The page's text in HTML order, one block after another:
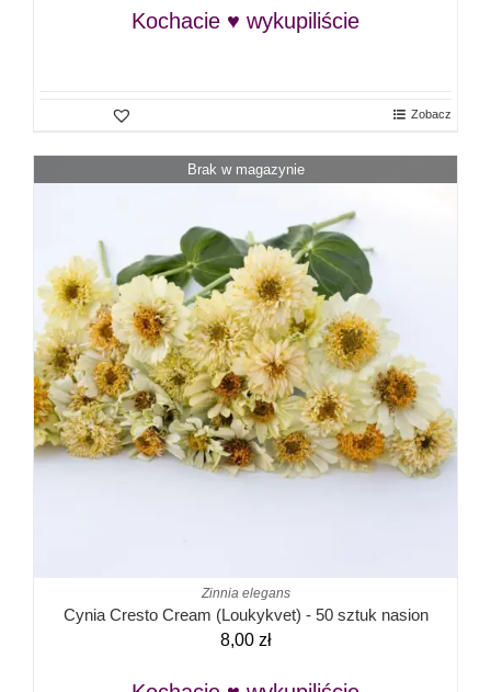
Kochacie ♥ wykupiliście
Zobacz
Brak w magazynie
Zinnia elegans
Cynia Cresto Cream (Loukykvet) - 50 sztuk nasion
8,00 zł